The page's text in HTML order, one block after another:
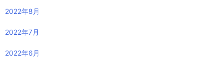
2022年8月
2022年7月
2022年6月